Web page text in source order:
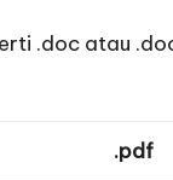
.doc atau
.pdf